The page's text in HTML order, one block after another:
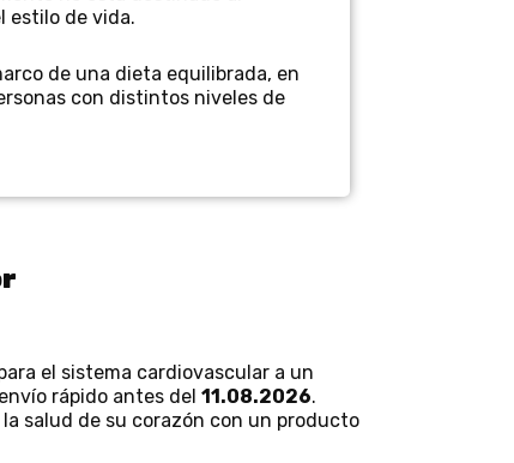
estilo de vida.
de una dieta equilibrada, en
con distintos niveles de
el sistema cardiovascular a un
rápido antes del 11.08.2026.
salud de su corazón con un producto